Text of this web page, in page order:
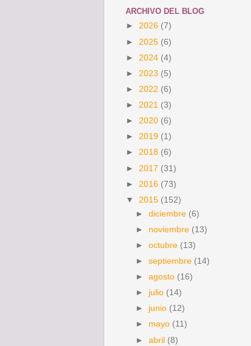
ARCHIVO DEL BLOG
► 2026 (7)
► 2025 (6)
► 2024 (4)
► 2023 (5)
► 2022 (6)
► 2021 (3)
► 2020 (6)
► 2019 (1)
► 2018 (6)
► 2017 (31)
► 2016 (73)
▼ 2015 (152)
►diciembre (6)
► noviembre (13)
►octubre (13)
►septiembre (14)
►agosto (16)
► julio (14)
► junio (12)
► mayo (11)
►abril (8)